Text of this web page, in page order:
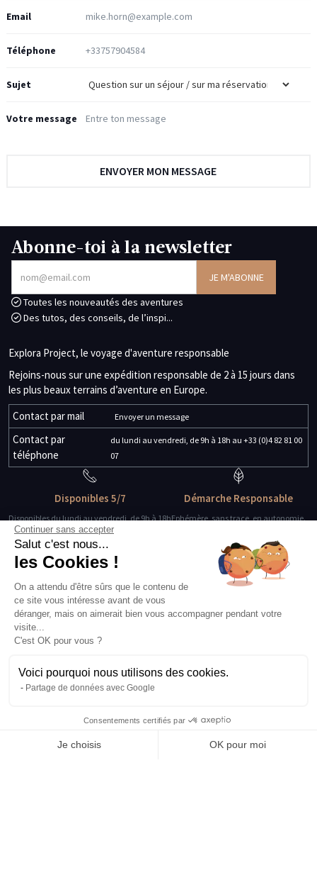
Email
Téléphone
Sujet
Votre message
Abonne-toi à la newsletter
Toutes les nouveautés des aventures
Des tutos, des conseils, de l’inspi...
Explora Project, le voyage d'aventure responsable
Rejoins-nous sur une expédition responsable de 2 à 15 jours dans
les plus beaux terrains d’aventure en Europe.
Contact par mail
Envoyer un message
Contact par
téléphone
du lundi au vendredi, de 9h à 18h au +33 (0)4 82 81 00
07
Disponibles 5/7
Disponibles du lundi au vendredi, de 9h à 18h
Des guides-explorateurs
Démarche Responsable
Ephémère, sans trace, en autonomie.
Matériel de qualité
Testé, éprouvé, certifié.
À propos
Conditions générales de vente
Conditions générales d'utilisation
Services
Continuer sans accepter
Salut c'est nous...
les Cookies !
On a attendu d'être sûrs que le contenu de
ce site vous intéresse avant de vous
déranger, mais on aimerait bien vous accompagner pendant votre
visite...
C'est OK pour vous ?
Voici pourquoi nous utilisons des cookies.
Partage de données avec Google
Consentements certifiés par
Je choisis
OK pour moi